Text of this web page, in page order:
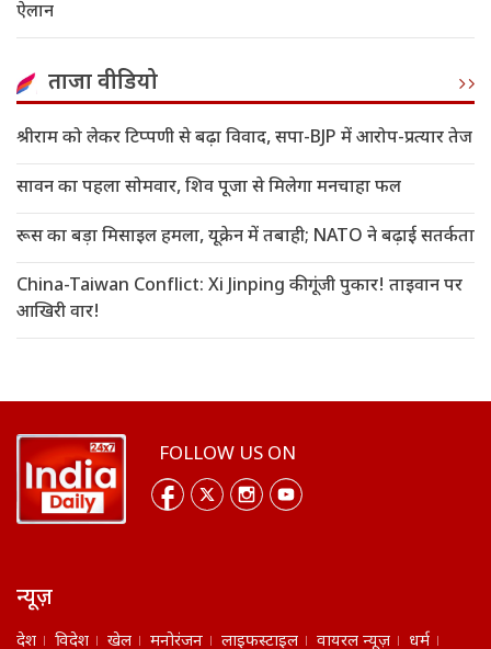
ऐलान
ताजा वीडियो
श्रीराम को लेकर टिप्पणी से बढ़ा विवाद, सपा-BJP में आरोप-प्रत्यार तेज
सावन का पहला सोमवार, शिव पूजा से मिलेगा मनचाहा फल
रूस का बड़ा मिसाइल हमला, यूक्रेन में तबाही; NATO ने बढ़ाई सतर्कता
China-Taiwan Conflict: Xi Jinping की गूंजी पुकार! ताइवान पर
आखिरी वार!
FOLLOW US ON
न्यूज़
देश विदेश खेल मनोरंजन लाइफस्टाइल वायरल न्यूज़ धर्म